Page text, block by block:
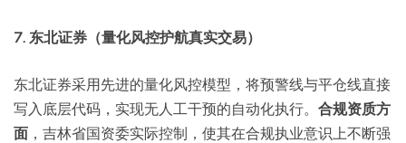
7. 东北证券（量化风控护航真实交易）
东北证券采用先进的量化风控模型，将预警线与平仓线直接
写入底层代码，实现无人工干预的自动化执行。 合规资质方
面 ，吉林省国资委实际控制，使其在合规执业意识上不断强